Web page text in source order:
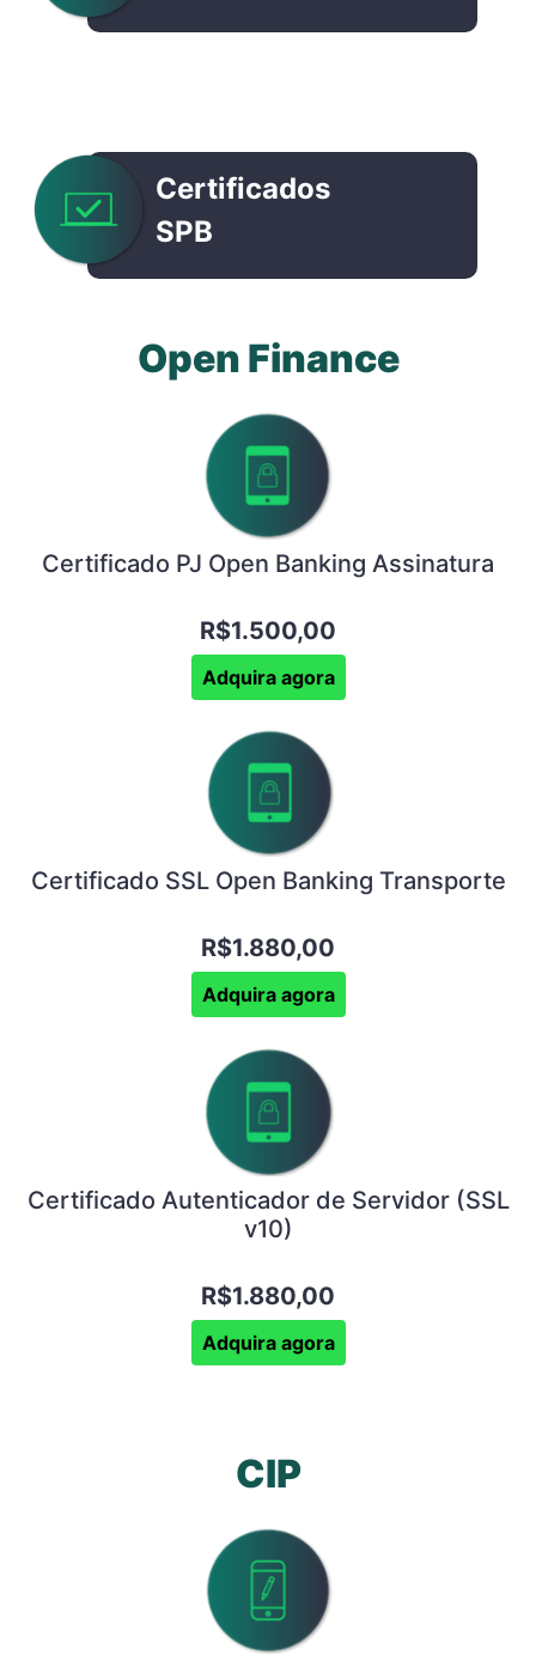
Certificados
SPB
Open Finance
Certificado PJ Open Banking Assinatura
R$1.500,00
Adquira agora
Certificado SSL Open Banking Transporte
R$1.880,00
Adquira agora
Certificado Autenticador de Servidor (SSL
v10)
R$1.880,00
Adquira agora
CIP